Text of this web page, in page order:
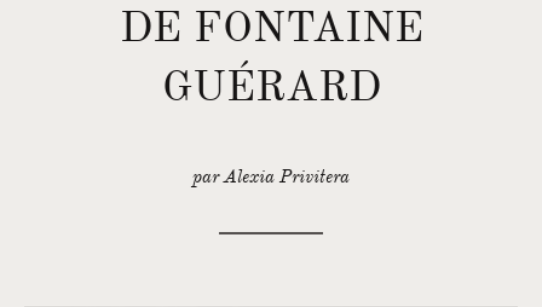
DE FONTAINE
GUÉRARD
par Alexia Privitera